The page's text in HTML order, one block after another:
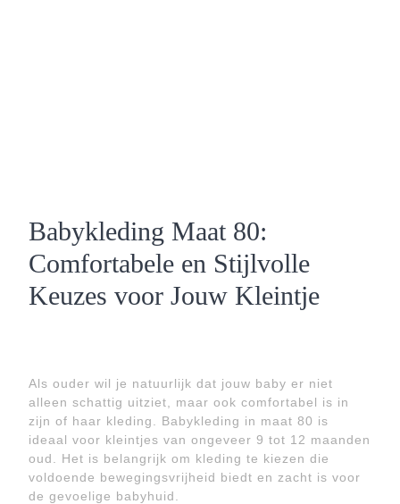
Babykleding Maat 80:
Comfortabele en Stijlvolle
Keuzes voor Jouw Kleintje
Als ouder wil je natuurlijk dat jouw baby er niet
alleen schattig uitziet, maar ook comfortabel is in
zijn of haar kleding. Babykleding in maat 80 is
ideaal voor kleintjes van ongeveer 9 tot 12 maanden
oud. Het is belangrijk om kleding te kiezen die
voldoende bewegingsvrijheid biedt en zacht is voor
de gevoelige babyhuid.